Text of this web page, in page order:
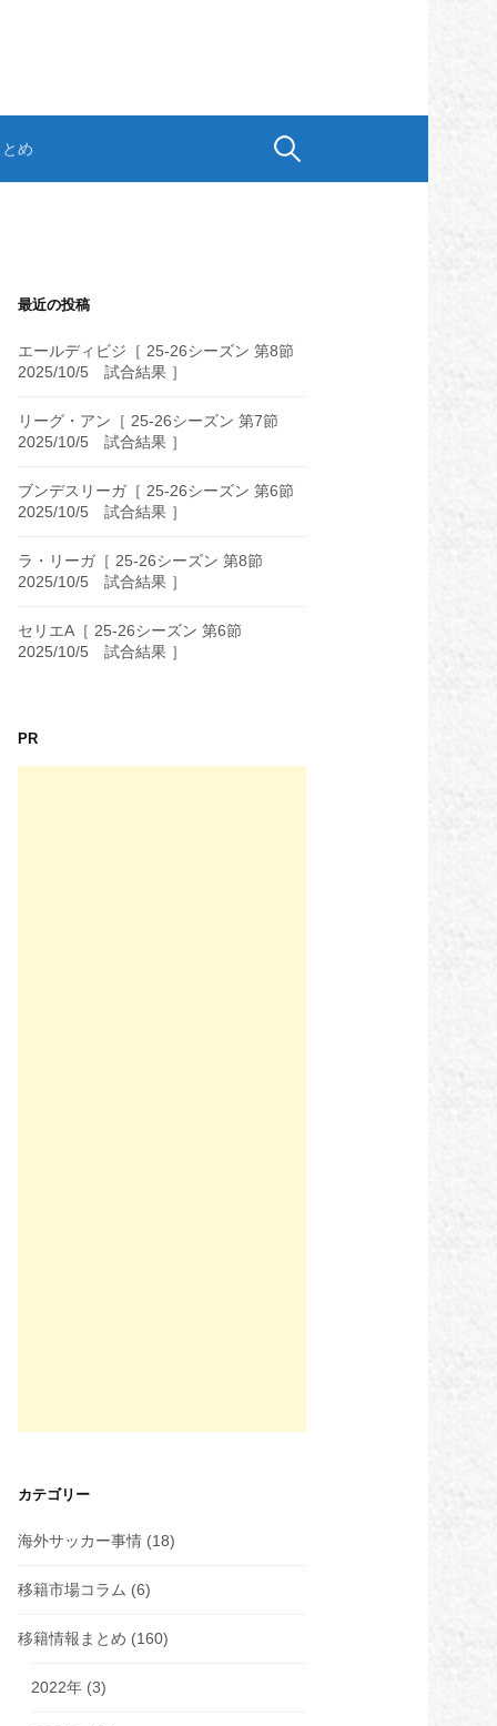
め 検
最近の投稿
エールディビジ［ 25-26シーズン 第8節
2025/10/5 試合結果 ］
リーグ・アン［ 25-26シーズン 第7節
2025/10/5 試合結果 ］
ブンデスリーガ［ 25-26シーズン 第6節
2025/10/5 試合結果 ］
ラ・リーガ［ 25-26シーズン 第8節
2025/10/5 試合結果 ］
セリエA［ 25-26シーズン 第6節
2025/10/5 試合結果 ］
PR
カテゴリー
海外サッカー事情 (18)
移籍市場コラム (6)
移籍情報まとめ (160)
2022年 (3)